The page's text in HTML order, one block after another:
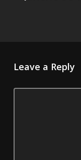
Leave a Reply